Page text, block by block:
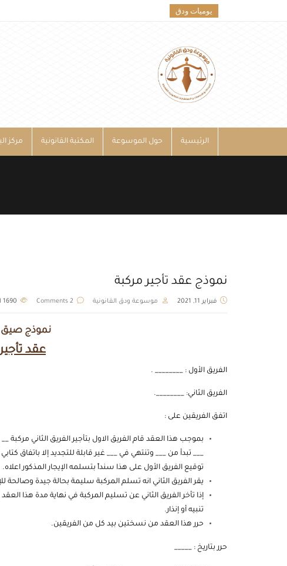
يوميات ودق
الرئيسية حول الموسوعة المكتبة القانونية مركز
نموذج عقد تأجير مركبة
فبراير 11, 2021 موسوعة ودق القانونية 2 Comments
نموذج صيق
عقد
الفريق الأول : ________ .
الفريق الثاني: ________.
اتفق الفريقين على :
بموجب هذا العقد قام الفريق الاول بتأجير الفريق الثاني
___ تبدأ من ___ وتنتهي في ___ غير قابلة للتجديد إلا باتفاق
توقيع الفريق الأول على هذا سنداً بتسلمه الإيجار المذكور اعلاه.
يقر الفريق الثاني انه تسلم المركبة سليمة بحالة جيدة
إذا تأخر الفريق الثاني عن تسليم المركبة في نهاية مدة هذا
تنبيه أو إنذار.
حرر هذا العقد من نسختين بيد كل من الفريقين.
حرر بتاريخ : _____